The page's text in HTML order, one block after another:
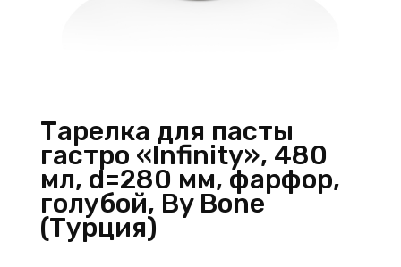
Тарелка для пасты
гастро «Infinity», 480
мл, d=280 мм, фарфор,
голубой, By Bone
(Турция)